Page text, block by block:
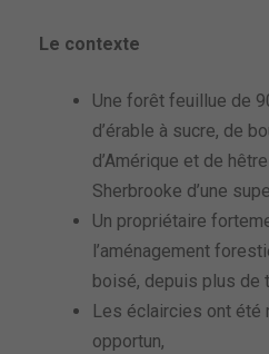
Le contexte
Une forêt feuillue de
d’érable à sucre, de
d’Amérique et de
Sherbrooke d’une
Un propriétaire
l’aménagement
boisé, depuis plus de
Les éclaircies ont
opportun,